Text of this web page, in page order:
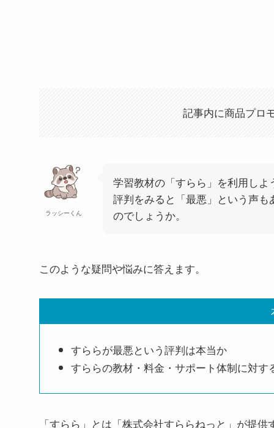
記事内に商品プロ
ラッシーくん
学習教材の「すらら」を利用しよ
評判をみると「最悪」という声
のでしょうか。
このような疑問や悩みに答えます。
すららが最悪という評判は本当か
すららの教材・料金・サポート体制に対す
「すらら」とは「株式会社すららねっと」が提